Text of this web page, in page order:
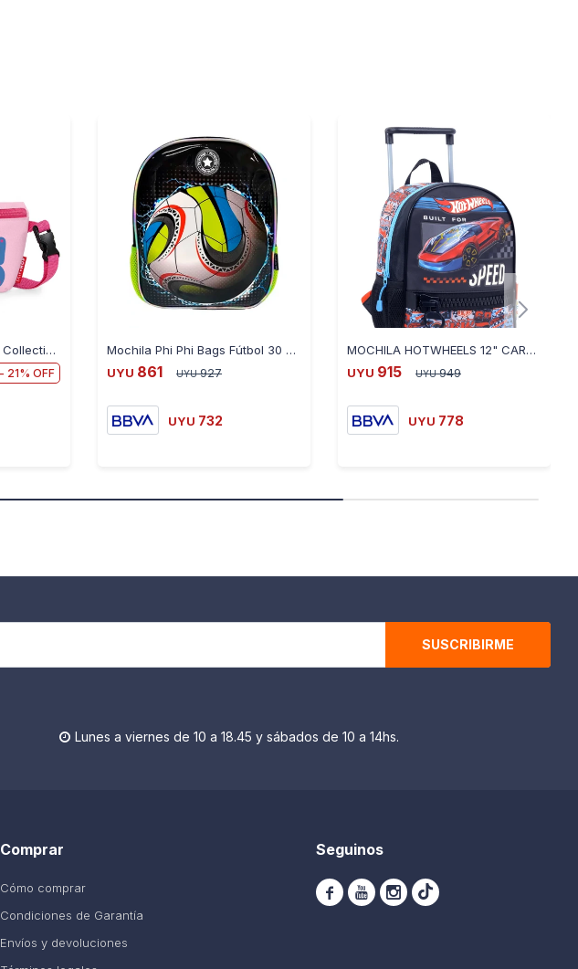
Riñonera Skip Hop Zoo Collection - MARIPOSA
21
Mochila Phi Phi Bags Fútbol 30 cm
UYU 861 UYU 927
UYU 732
MOCHILA HOTWHEELS 12" CARRO - CELESTE
UYU 915 UYU 949
UYU 778
SUSCRIBIRME
 Lunes a viernes de 10 a 18.45 y sábados de 10 a 14hs.
Comprar
Cómo comprar
Condiciones de Garantía
Envíos y devoluciones
Seguinos
  